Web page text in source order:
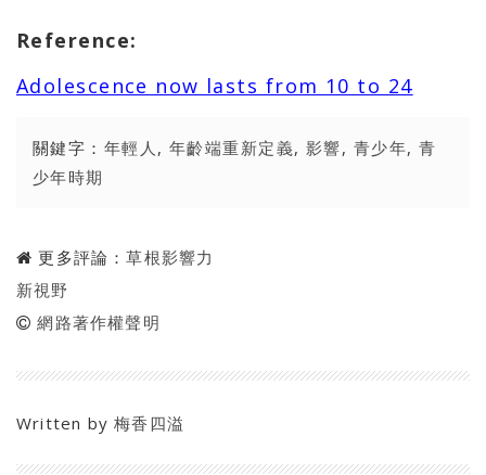
Reference:
Adolescence now lasts from 10 to 24
關鍵字： 年輕人 , 年齡端重新定義, 影響, 青少年, 青
少年時期
更多評論：草根影響力
新視野
網路著作權聲明
Written by梅香四溢